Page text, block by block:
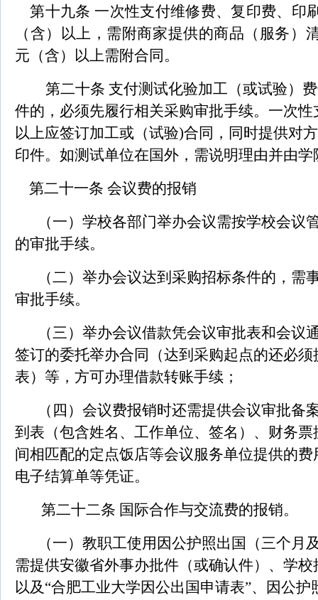
第十九条 一次性支付维修费、复印费、印
（含）以上，需附商家提供的商品（服务）
元（含）以上需附合同。
第二十条 支付测试化验加工（或试验）
件的，必须先履行相关采购审批手续。一次
以上应签订加工或（试验)合同，同时提供对
印件。如测试单位在国外，需说明理由并由学
第二十一条 会议费的报销
（一）学校各部门举办会议需按学校会议
的审批手续。
（二）举办会议达到采购招标条件的，需
审批手续。
（三）举办会议借款凭会议审批表和会议
签订的委托举办合同（达到采购起点的还必
表）等，方可办理借款转账手续；
（四）会议费报销时还需提供会议审批备
到表（包含姓名、工作单位、签名）、财务
间相匹配的定点饭店等会议服务单位提供的
电子结算单等凭证。
第二十二条 国际合作与交流费的报销。
（一）教职工使用因公护照出国（三个月
需提供安徽省外事办批件（或确认件）、学
以及“合肥工业大学因公出国申请表”、因公